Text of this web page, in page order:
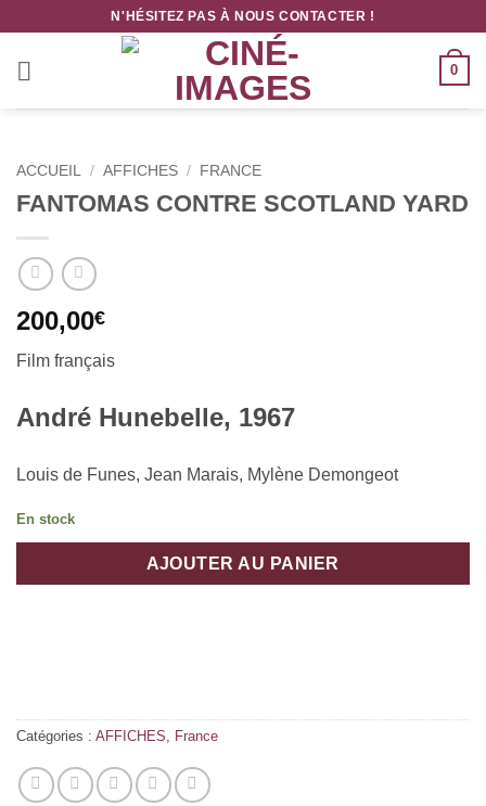
contenu
N'HÉSITEZ PAS À NOUS CONTACTER !
0
ACCUEIL / AFFICHES / FRANCE
FANTOMAS CONTRE SCOTLAND YARD
200,00€
Film français
André Hunebelle, 1967
Louis de Funes, Jean Marais, Mylène Demongeot
En stock
AJOUTER AU PANIER
Catégories : AFFICHES, France